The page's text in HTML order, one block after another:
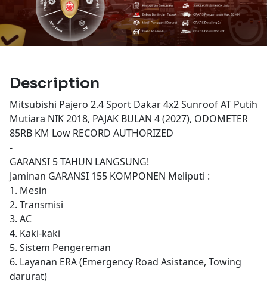
Description
Mitsubishi Pajero 2.4 Sport Dakar 4x2 Sunroof AT Putih
Mutiara NIK 2018, PAJAK BULAN 4 (2027), ODOMETER
85RB KM Low RECORD AUTHORIZED
-
GARANSI 5 TAHUN LANGSUNG!
Jaminan GARANSI 155 KOMPONEN Meliputi :
1. Mesin
2. Transmisi
3. AC
4. Kaki-kaki
5. Sistem Pengereman
6. Layanan ERA (Emergency Road Asistance, Towing
darurat)